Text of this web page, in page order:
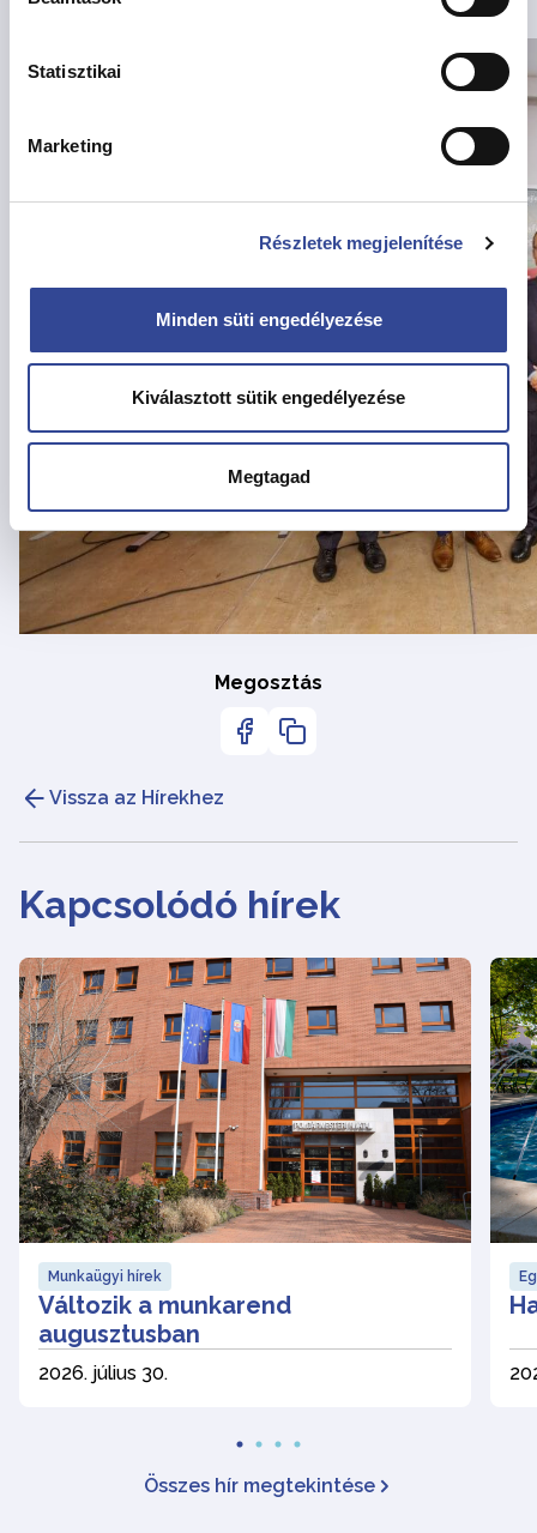
Statisztikai
Marketing
Részletek megjelenítése
Minden süti engedélyezése
Kiválasztott sütik engedélyezése
Megtagad
Megosztás
Vissza az Hírekhez
Kapcsolódó hírek
Munkaügyi hírek
Változik a munkarend
augusztusban
2026. július 30.
Összes hír megtekintése